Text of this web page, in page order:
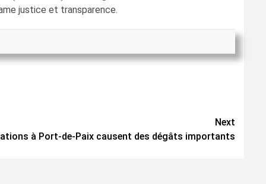
justice et transparence.
Next
à Port-de-Paix causent des dégâts importants